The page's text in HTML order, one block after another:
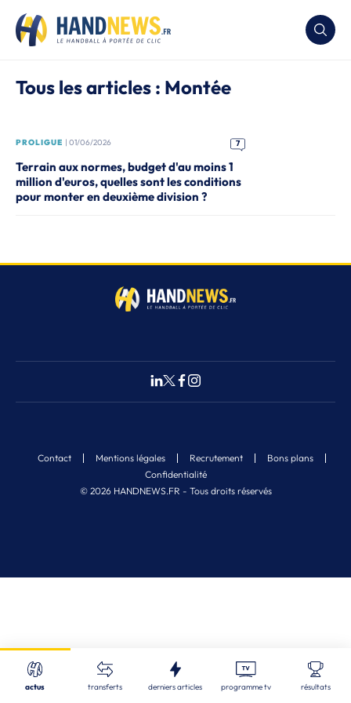
Recherche
Tous les articles : Montée
PROLIGUE | 01/06/2026 7
Terrain aux normes, budget d'au moins 1
million d'euros, quelles sont les conditions
pour monter en deuxième division ?
© 2026 HANDNEWS.FR - Tous droits réservés
Contact Mentions légales Recrutement
Bons plans
Confidentialité
actus transferts derniers articles programme tv résultats
Nos derniers articles
STL | 06/08/2026